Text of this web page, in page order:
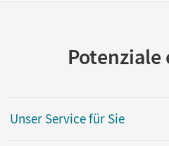
Unser Service für Sie